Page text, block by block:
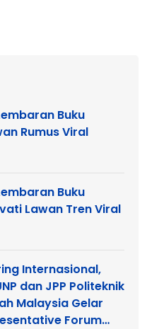
Buku
Rumus Viral
Buku
Lawan Tren Viral
Internasional,
dan JPP Politeknik
Malaysia Gelar
Forum